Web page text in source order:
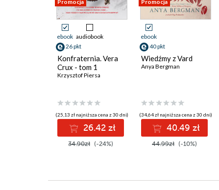
Promocja
ebook audiobook
26 pkt
Konfraternia. Vera
Crux - tom 1
Krzysztof Piersa
(25,13 zł najniższa cena z 30 dni)
26.42 zł
34.90zł (-24%)
Promocja
ebook
40 pkt
Wiedźmy z Vard
Anya Bergman
(34,64 zł najniższa cena z 30 dni)
40.49 zł
44.99zł (-10%)